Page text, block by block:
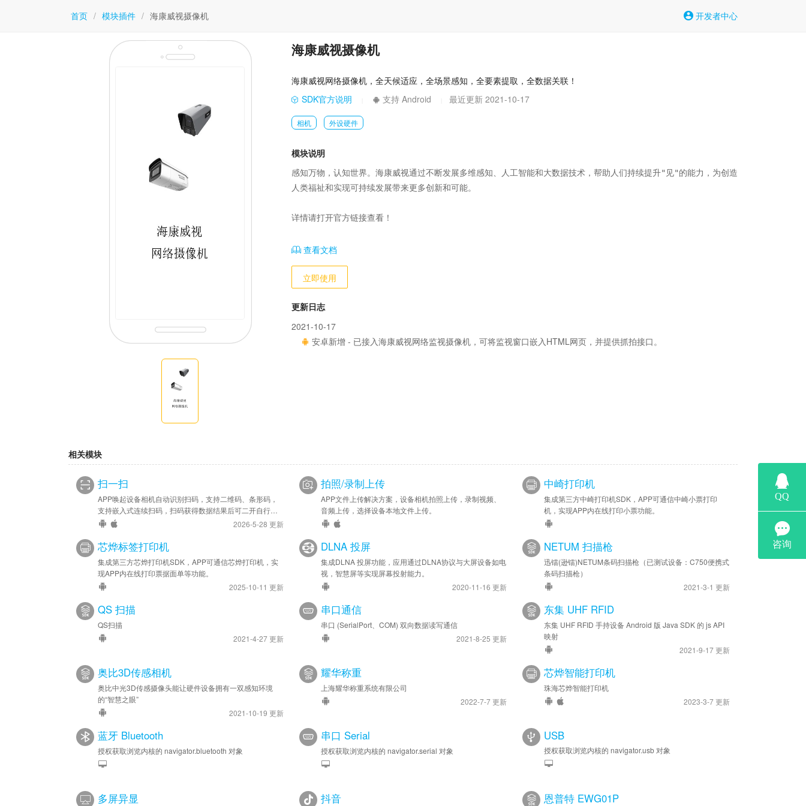
首页 / 模块插件 / 海康威视摄像机 开发者中心
海康威视摄像机
海康威视网络摄像机，全天候适应，全场景感知，全要素提取，全数据关联！
SDK官方说明
支持 Android 最近更新 2021-10-17
相机 外设硬件
模块说明
感知万物，认知世界。海康威视通过不断发展多维感知、人工智能和大数据技术，帮助人们持续提升"见"的能力，为创造
人类福祉和实现可持续发展带来更多创新和可能。
详情请打开官方链接查看！
查看文档
立即使用
更新日志
2021-10-17
安卓新增 - 已接入海康威视网络监视摄像机，可将监视窗口嵌入HTML网页，并提供抓拍接口。
相关模块
扫一扫
APP唤起设备相机自动识别扫码，支持二维码、条形码，
支持嵌入式连续扫码，扫码获得数据结果后可二开自行处
理。
2026-5-28 更新
拍照/录制上传
APP文件上传解决方案，设备相机拍照上传，录制视频、
音频上传，选择设备本地文件上传。
中崎打印机
集成第三方中崎打印机SDK，APP可通信中崎小票打印
机，实现APP内在线打印小票功能。
芯烨标签打印机
集成第三方芯烨打印机SDK，APP可通信芯烨打印机，实
现APP内在线打印票据面单等功能。
2025-10-11 更新
DLNA 投屏
集成DLNA 投屏功能，应用通过DLNA协议与大屏设备如电
视，智慧屏等实现屏幕投射能力。
2020-11-16 更新
NETUM 扫描枪
迅镭(逊镭)NETUM条码扫描枪（已测试设备：C750便携式
条码扫描枪）
2021-3-1 更新
QS 扫描
QS扫描
2021-4-27 更新
串口通信
串口 (SerialPort、COM) 双向数据读写通信
2021-8-25 更新
东集 UHF RFID
东集 UHF RFID 手持设备 Android 版 Java SDK 的 js API
映射
2021-9-17 更新
奥比3D传感相机
奥比中光3D传感摄像头能让硬件设备拥有一双感知环境
的“智慧之眼”
2021-10-19 更新
耀华称重
上海耀华称重系统有限公司
2022-7-7 更新
芯烨智能打印机
珠海芯烨智能打印机
2023-3-7 更新
蓝牙 Bluetooth
授权获取浏览内核的 navigator.bluetooth 对象
串口 Serial
授权获取浏览内核的 navigator.serial 对象
USB
授权获取浏览内核的 navigator.usb 对象
多屏异显 抖音 恩普特 EWG01P